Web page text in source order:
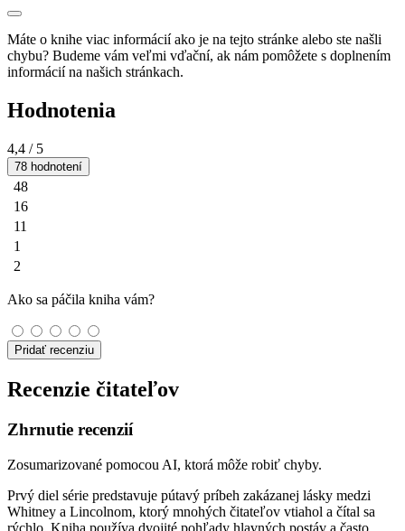
Máte o knihe viac informácií ako je na tejto stránke alebo ste našli
chybu? Budeme vám veľmi vďační, ak nám pomôžete s doplnením
informácií na našich stránkach.
Hodnotenia
4,4 / 5
78 hodnotení
48
16
11
1
2
Ako sa páčila kniha vám?
Pridať recenziu
Recenzie čitateľov
Zhrnutie recenzií
Zosumarizované pomocou AI, ktorá môže robiť chyby.
Prvý diel série predstavuje pútavý príbeh zakázanej lásky medzi
Whitney a Lincolnom, ktorý mnohých čitateľov vtiahol a čítal sa
rýchlo. Kniha používa dvojité pohľady hlavných postáv a často